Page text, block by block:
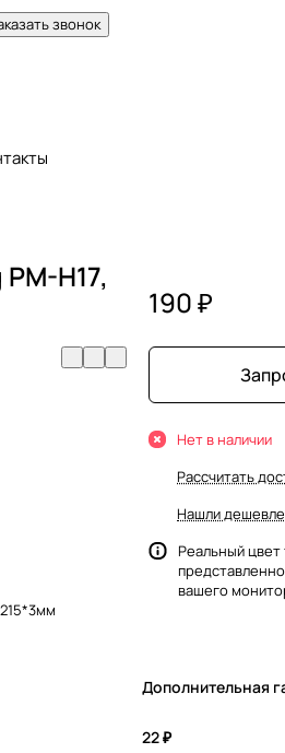
звонок
H17,
190 ₽
Нет в наличии
Рассчитать
Нашли
Реальный цвет
вашего
Дополнительная
22 ₽